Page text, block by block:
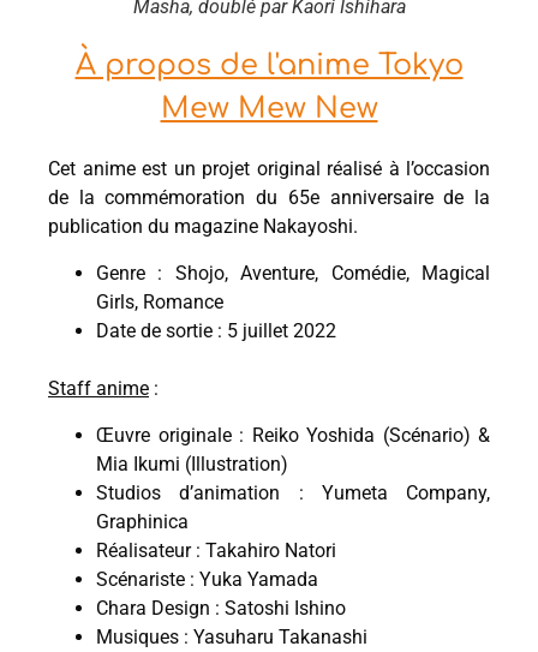
Masha, doublé par Kaori Ishihara
À propos de l'anime Tokyo
Mew Mew New
Cet anime est un projet original réalisé à l’occasion
de la commémoration du 65e anniversaire de la
publication du magazine Nakayoshi.
Genre : Shojo, Aventure, Comédie, Magical
Girls, Romance
Date de sortie : 5 juillet 2022
Staff anime :
Œuvre originale : Reiko Yoshida (Scénario) &
Mia Ikumi (Illustration)
Studios d’animation : Yumeta Company,
Graphinica
Réalisateur : Takahiro Natori
Scénariste : Yuka Yamada
Chara Design : Satoshi Ishino
Musiques : Yasuharu Takanashi